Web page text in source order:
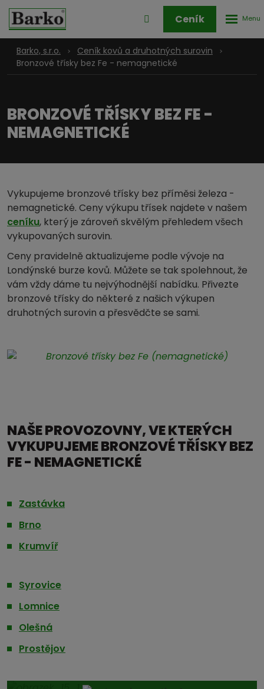
Přihlášení
klienstké
zóny
Ceník
Barko, s.r.o.
Ceník kovů a druhotných surovin
Bronzové třísky bez Fe - nemagnetické
BRONZOVÉ TŘÍSKY BEZ FE -
NEMAGNETICKÉ
Vykupujeme bronzové třísky bez příměsi železa -
nemagnetické. Ceny výkupu třísek najdete v našem
ceníku, který je zároveň skvělým přehledem všech
vykupovaných surovin.
Ceny pravidelně aktualizujeme podle vývoje na
Londýnské burze kovů. Můžete se tak spolehnout, že
vám vždy dáme tu nejvýhodnější nabídku. Přivezte
bronzové třísky do některé z našich výkupen
druhotných surovin a přesvědčte se sami.
NAŠE PROVOZOVNY, VE KTERÝCH
VYKUPUJEME BRONZOVÉ TŘÍSKY BEZ
FE - NEMAGNETICKÉ
Zastávka
Brno
Krumvíř
Syrovice
Lomnice
Olešná
Prostějov